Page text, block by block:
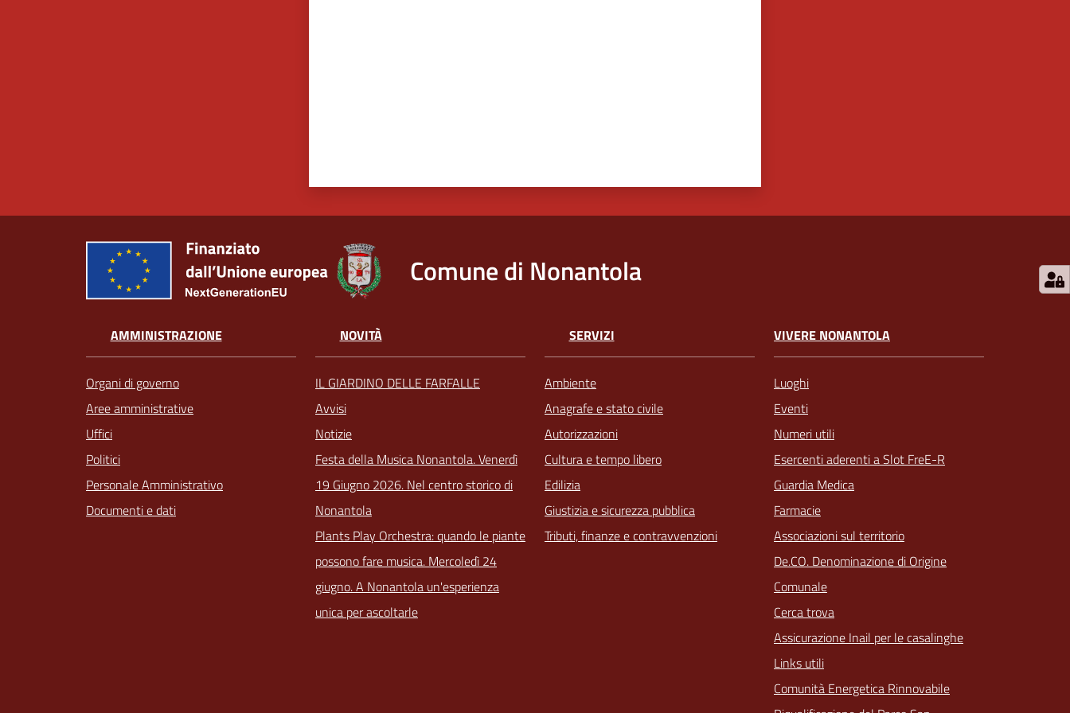
Comune di Nonantola
AMMINISTRAZIONE
Organi di governo
Aree amministrative
Uffici
Politici
Personale Amministrativo
Documenti e dati
NOVITÀ
IL GIARDINO DELLE FARFALLE
Avvisi
Notizie
Festa della Musica Nonantola. Venerdì
19 Giugno 2026. Nel centro storico di
Nonantola
Plants Play Orchestra: quando le piante
possono fare musica. Mercoledì 24
giugno. A Nonantola un'esperienza
unica per ascoltarle
SERVIZI
Ambiente
Anagrafe e stato civile
Autorizzazioni
Cultura e tempo libero
Edilizia
Giustizia e sicurezza pubblica
Tributi, finanze e contravvenzioni
VIVERE NONANTOLA
Luoghi
Eventi
Numeri utili
Esercenti aderenti a Slot FreE-R
Guardia Medica
Farmacie
Associazioni sul territorio
De.CO. Denominazione di Origine
Comunale
Cerca trova
Assicurazione Inail per le casalinghe
Links utili
Comunità Energetica Rinnovabile